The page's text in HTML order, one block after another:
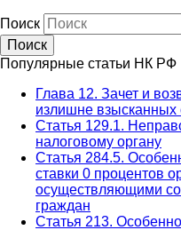
Поиск
Популярные статьи НК РФ
Глава 12. Зачет и
излишне взысканных
Статья 129.1.
налоговому органу
Статья 284.5.
ставки 0 процентов
осуществляющими
граждан
Статья 213.